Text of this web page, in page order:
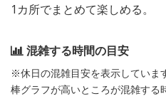
1カ所でまとめて楽しめる。
混雑する時間の目安
※休日の混雑目安を表示しています
棒グラフが高いところが混雑する